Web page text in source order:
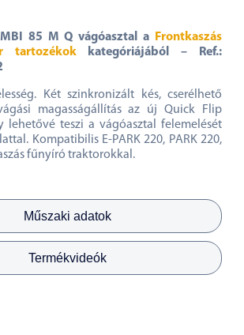
Műszaki adatok
Termékvideók
85 M Q vágóasztal a
Frontkaszás
tartozékokkategóriájából – Ref.:
Két szinkronizált kés, cserélhető
magasságállítás az új Quick Flip
lehetővé teszi a vágóasztal felemelését
Kompatibilis E-PARK 220, PARK 220,
fűnyíró traktorokkal.